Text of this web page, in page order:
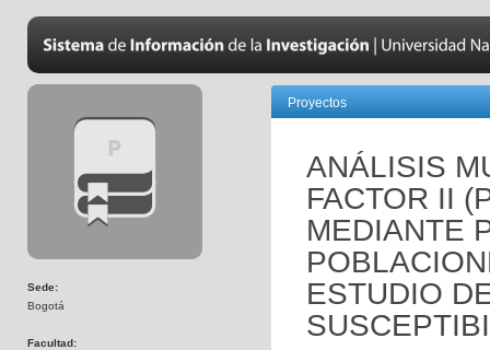
Sede:
Bogotá
Facultad:
Proyectos
ANÁLISIS
FACTOR II
MEDIANTE
ESTUDIO